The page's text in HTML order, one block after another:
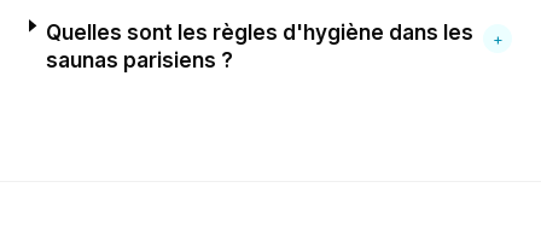
Quelles sont les règles d'hygiène dans les
saunas parisiens ?
+